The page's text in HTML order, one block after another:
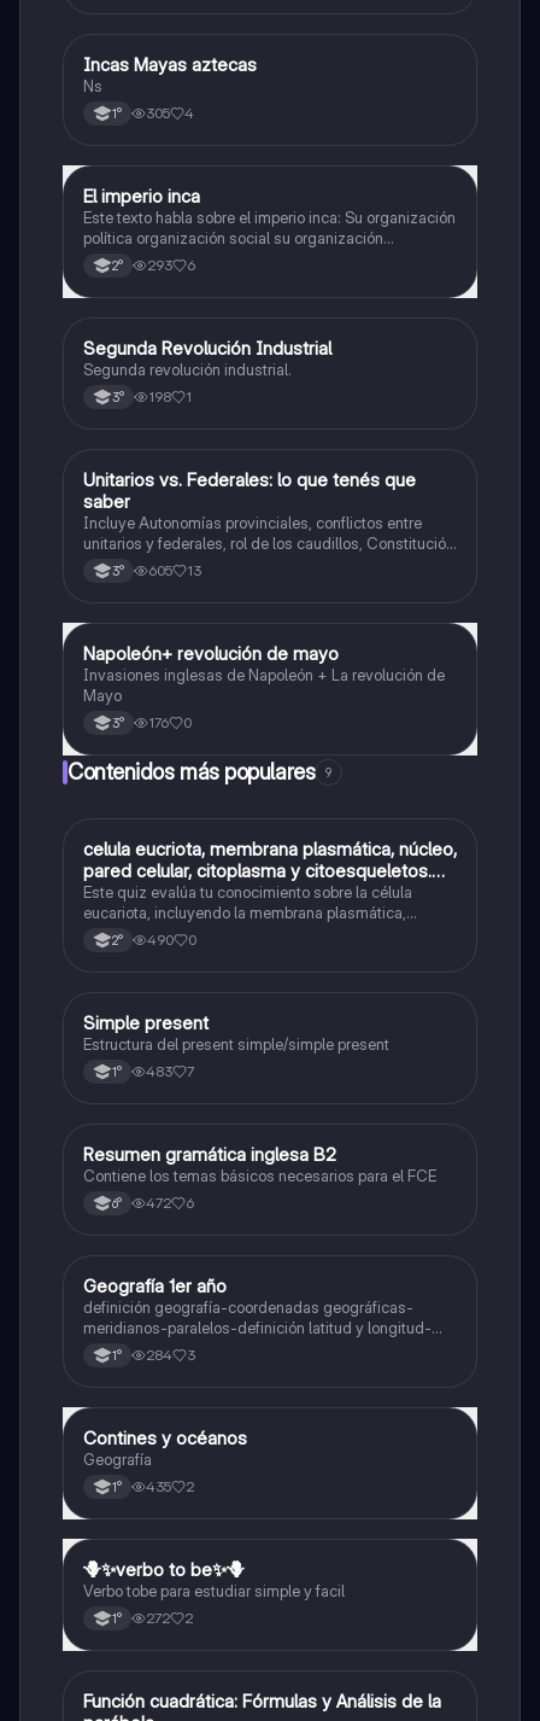
Historia
Incas Mayas aztecas
Ns
1° 305 4
Historia
El imperio inca
Este texto habla sobre el imperio inca: Su organización
política organización social su organización
económica su y organización religiosa
2° 293 6
Historia
Segunda Revolución Industrial
Segunda revolución industrial.
3° 198 1
Historia
Unitarios vs. Federales: lo que tenés que
saber
Incluye Autonomías provinciales, conflictos entre
unitarios y federales, rol de los caudillos, Constitución
de 1826, figura de Dorrego y hegemonía de Rosas,
resumen, comparaciones y línea del tiempo.
3° 605 13
Historia
Napoleón+ revolución de mayo
Invasiones inglesas de Napoleón + La revolución de
Mayo
3° 176 0
Contenidos más populares 9
CBiología
celula eucriota, membrana plasmática, núcleo,
pared celular, citoplasma y citoesqueletos.
nombre se las partes de la celula eucariota
Este quiz evalúa tu conocimiento sobre la célula
eucariota, incluyendo la membrana plasmática,
núcleo, pared celular, citoplasma y citoesqueleto.
2° 490 0
Inglés
Simple present
Estructura del present simple/simple present
1° 483 7
Inglés
Resumen gramática inglesa B2
Contiene los temas básicos necesarios para el FCE
6° 472 6
Geografía
Geografía 1er año
definición geografía-coordenadas geográficas-
meridianos-paralelos-definición latitud y longitud-
elementos del mapa-definición mapa-localización
relativa y absoluta
1° 284 3
Geografía
Contines y océanos
Geografía
1° 435 2
Inglés
🪻✨️verbo to be✨️🪻
Verbo tobe para estudiar simple y facil
1° 272 2
Matemáticas
Función cuadrática: Fórmulas y Análisis de la